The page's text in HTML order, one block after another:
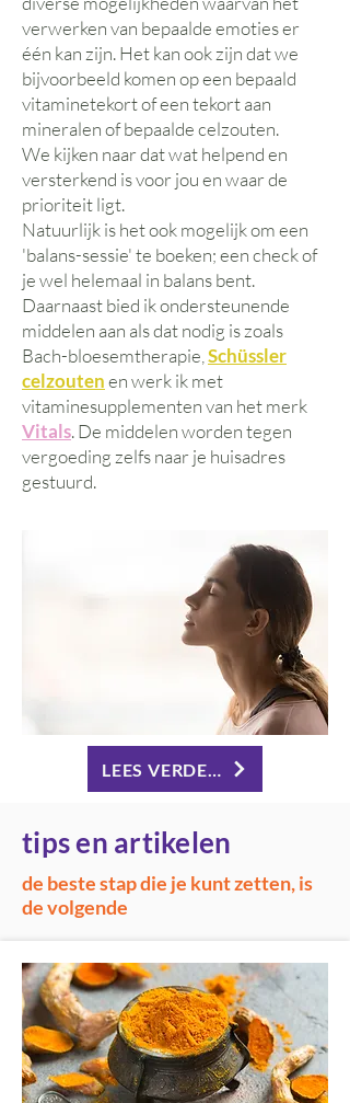
verwerken van bepaalde emoties er
één kan zijn. Het kan ook zijn dat we
bijvoorbeeld komen op een bepaald
vitaminetekort of een tekort aan
mineralen of bepaalde celzouten.
We kijken naar dat wat helpend en
versterkend is voor jou en waar de
prioriteit ligt.
Natuurlijk is het ook mogelijk om een
'balans-sessie' te boeken; een check of
je wel helemaal in balans bent.
Daarnaast bied ik ondersteunende
middelen aan als dat nodig is zoals
Bach-bloesemtherapie, Schüssler
celzoutenen werk ik met
vitaminesupplementen van het merk
Vitals. De middelen worden tegen
vergoeding zelfs naar je huisadres
gestuurd.
tips en artikelen
de beste stap die je kunt zetten, is
de volgende